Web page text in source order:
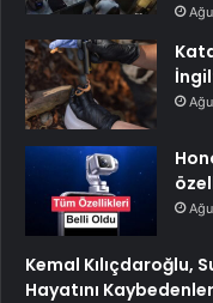
Kemal Kılıçdaroğlu,
Hayatını